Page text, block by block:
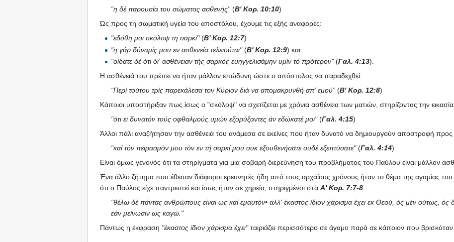
"η δέ παρουσία του σώματος ασθενής"(Β' Κορ. 10:10)
Ώς προς τη σωματική υγεία του αποστόλου, έχουμε τις εξής αναφορές:
"εδόθη μοι σκόλοψ τη σαρκί"(Β' Κορ. 12:7)
"η γάρ δύναμίς μου εν ασθενεία τελειούται"(Β' Κορ. 12:9) και
"οίδατε δέ ότι δι' ασθένειαν τής σαρκός ευηγγελισάμην υμίν τό πρότερον"(Γαλ. 4:13).
Η ασθένειά του πρέπει να ήταν μάλλον επώδυνη ώστε ο απόστολος να παραδεχθεί:
"Περί τούτου τρίς παρεκάλεσα τον Κύριον διά να απομακρυνθή απ' εμού"(Β' Κορ. 12:8)
Κάποιοι υποστήριξαν πως ίσως ο "σκόλοψ" να σχετίζεται με χρόνια ασθένεια των ματιών, στηρίζοντας την
"ότι ει δυνατόν τούς οφθαλμούς υμών εξορύξαντες άν εδώκατέ μοι"(Γαλ. 4:15)
Άλλοι πάλι αναζήτησαν την ασθένειά του ανάμεσα σε εκείνες που ήταν δυνατό να δημιουργούν αποστροφή προς
"καί τόν πειρασμόν μου τόν εν τή σαρκί μου ουκ εξουθενήσατε ουδέ εξεπτύσατε"(Γαλ. 4:14)
Είναι όμως γενονός ότι τα στηρίγματα για μια σοβαρή διερεύνηση του προβλήματος του Παύλου είναι μάλλον
Ένα άλλο ζήτημα που έθεσαν διάφοροι ερευνητές ήδη από τους αρχαίους χρόνους ήταν το θέμα της αγαμίας
ότι ο Παύλος είχε παντρευτεί και ίσως ήταν σε χηρεία, στηριγμένοι στα Α' Κορ. 7:7-8:
"θέλω δέ πάντας ανθρώπους είναι ως καί εμαυτόν• αλλ' έκαστος ίδιον χάρισμα έχει εκ Θεού, ός μέν ούτως, ός
εάν μείνωσιν ως καγώ."
Πάντως η έκφραση "έκαστος ίδιον χάρισμα έχει"ταιριάζει περισσότερο σε άγαμο παρά σε κάποιον που βρισκόταν